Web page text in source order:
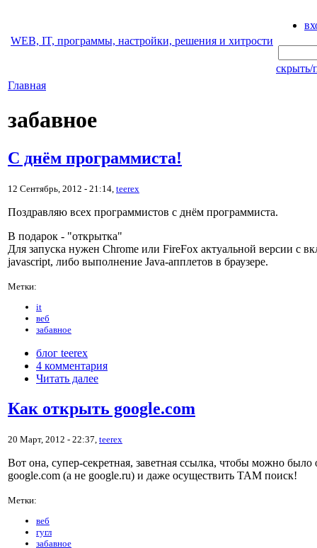
WEB, IT, программы, настройки, решения и хитрости
скрыть/
Главная
забавное
С днём программиста!
12 Сентябрь, 2012 - 21:14, teerex
Поздравляю всех программистов с днём программиста.
В подарок - "открытка"
Для запуска нужен Chrome или FireFox актуальной версии с
javascript, либо выполнение Java-апплетов в браузере.
Метки:
it
веб
забавное
блог teerex
4 комментария
Читать далее
Как открыть google.com
20 Март, 2012 - 22:37, teerex
Вот она, супер-секретная, заветная ссылка, чтобы можно было
google.com (а не google.ru) и даже осуществить ТАМ поиск!
Метки:
веб
гугл
забавное